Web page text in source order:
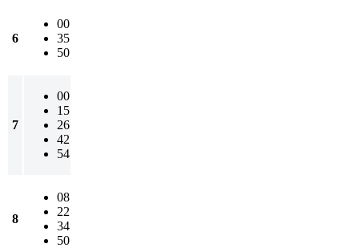
6
00
35
50
7
00
15
26
42
54
8
08
22
34
50